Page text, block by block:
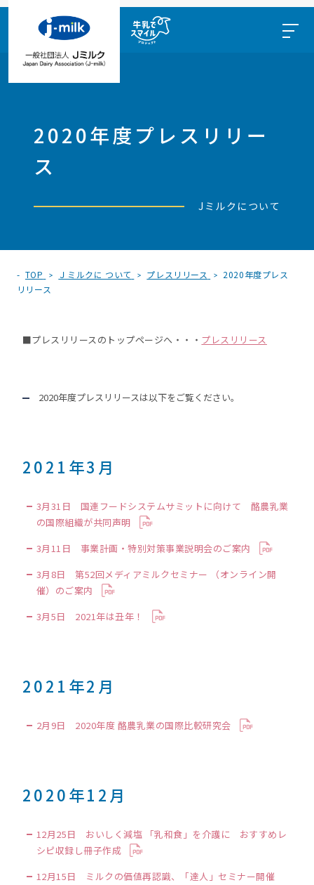
2020年度プレスリリー
ス
Jミルクについて
TOP Ｊミルクに ついて プレスリリース
2020年度プレス
リリース
■プレスリリースのトップページへ・・・ プレスリリース
2020年度プレスリリースは以下をご覧ください。
2021年3月
3月31日 国連フードシステムサミットに向けて 酪農乳業
の国際組織が共同声明
3月11日 事業計画・特別対策事業説明会のご案内
3月8日 第52回メディアミルクセミナー （オンライン開
催）のご案内
3月5日 2021年は丑年！
2021年2月
2月9日 2020年度 酪農乳業の国際比較研究会
2020年12月
12月25日 おいしく減塩 「乳和食」を介護に おすすめレ
シピ収録し冊子作成
12月15日 ミルクの価値再認識、「達人」セミナー開催